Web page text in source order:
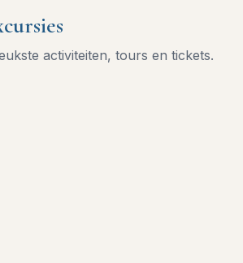
activiteiten, tours en tickets.